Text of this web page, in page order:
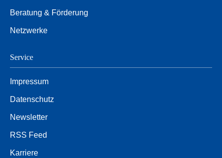
Beratung & Förderung
Netzwerke
Service
Impressum
Datenschutz
Newsletter
RSS Feed
Karriere